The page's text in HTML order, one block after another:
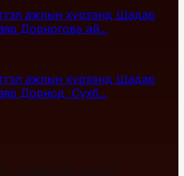
ажлын хүрээнд Шадар
Дорноговь ай...
ажлын хүрээнд Шадар
Дорнод, Сүхб...